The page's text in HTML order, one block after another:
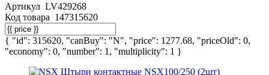
Артикул LV429268
Код товара 147315620
{ "id": 315620, "canBuy": "N", "price": 1277.68, "priceOld": 0,
"economy": 0, "number": 1, "multiplicity": 1 }